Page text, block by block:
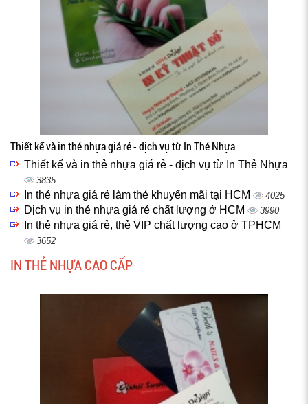
Thiết kế và in thẻ nhựa giá rẻ - dịch vụ từ In Thẻ Nhựa
Thiết kế và in thẻ nhựa giá rẻ - dịch vụ từ In Thẻ Nhựa
3835
In thẻ nhựa giá rẻ làm thẻ khuyến mãi tại HCM 4025
Dịch vụ in thẻ nhựa giá rẻ chất lượng ở HCM 3990
In thẻ nhựa giá rẻ, thẻ VIP chất lượng cao ở TPHCM
3652
IN THẺ NHỰA CAO CẤP